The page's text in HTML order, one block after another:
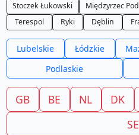
Stoczek Łukowski Międzyrzec
Terespol
Ryki Dęblin
Lubelskie Łódzkie
Podlaskie
GB BE NL DK
SE